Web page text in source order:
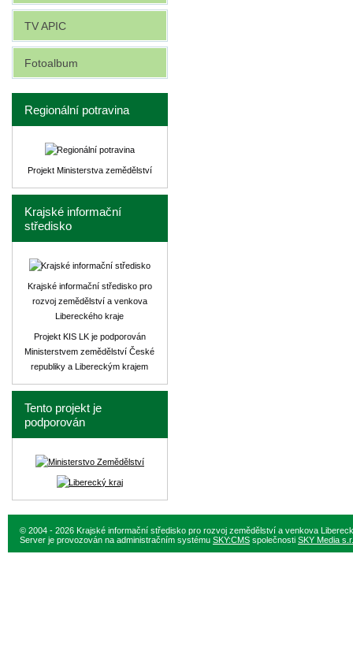
TV APIC
Fotoalbum
Regionální potravina
Projekt Ministerstva zemědělství
Krajské informační
středisko
Krajské informační středisko pro
rozvoj zemědělství a venkova
Libereckého kraje
Projekt KIS LK je podporován
Ministerstvem zemědělství České
republiky a Libereckým krajem
Tento projekt je
podporován
© 2004 - 2026 Krajské informační středisko pro rozvoj zemědělství a venkova
Server je provozován na administračním systému SKY:CMS společnosti SKY Media